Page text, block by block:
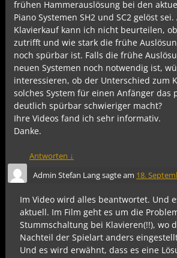
frühen Hammerauslösung bei den
Piano Systemen SH2 und SC2 gelöst
Klavierkauf kann ich nicht beurteilen,
zutrifft und wie stark die frühe
noch spürbar ist. Falls die frühe
neuen Systemen noch notwendig ist,
interessieren, ob der Unterschied zum
solches System für einen Anfänger das
deutlich spürbar schwieriger macht?
Ihre Videos fand ich sehr informativ.
Danke.
Antworten ↓
Admin Stefan Langsagte am 18.
Im Video wird alles beantwortet. Und
aktuell. Im Film geht es um die
Stummschaltung bei Klavieren(!!), wo
Nachteil der Spielart anders
Und es wird erwähnt, dass es eine